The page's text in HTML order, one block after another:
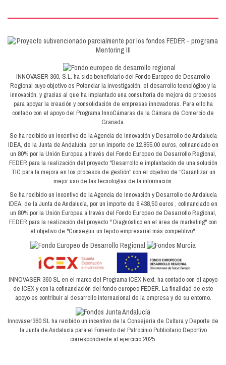
INNOVASER 360, S.L. ha sido beneficiario del Fondo Europeo de Desarrollo
Regional cuyo objetivo es Potenciar la investigación, el desarrollo tecnológico y la
innovación, y gracias al que ha implantado una consultoría de mejora de procesos
para apoyar la creación y consolidación de empresas innovadoras. Para ello ha
contado con el apoyo del Programa InnoCámaras de la Cámara de Comercio de
Granada.
Se ha recibido un incentivo de la Agencia de Innovación y Desarrollo de Andalucía
IDEA, de la Junta de Andalucía, por un importe de 12.855,00 euros, cofinanciado en
un 80% por la Unión Europea a través del Fondo Europeo de Desarrollo Regional,
FEDER para la realización del proyecto "Desarrollo e implantación de una solución
TIC para la mejora en los procesos de gestión" con el objetivo de “Garantizar un
mejor uso de las tecnologías de la información.
Se ha recibido un incentivo de la Agencia de Innovación y Desarrollo de Andalucía
IDEA, de la Junta de Andalucía, por un importe de 8.438,50 euros , cofinanciado en
un 80% por la Unión Europea a través del Fondo Europeo de Desarrollo Regional,
FEDER para la realización del proyecto " Diagnóstico en el área de marketing" con
el objetivo de "Conseguir un tejido empresarial más competitivo".
INNOVASER 360 SL en el marco del Programa ICEX Next, ha contado con el apoyo
de ICEX y con la cofinanciación del fondo europeo FEDER. La finalidad de este
apoyo es contribuir al desarrollo internacional de la empresa y de su entorno.
Innovaser360 SL ha recibido un incentivo de la Consejería de Cultura y Deporte de
la Junta de Andalucía para el Fomento del Patrocinio Publicitario Deportivo
correspondiente al ejercicio 2025.